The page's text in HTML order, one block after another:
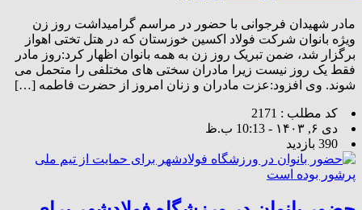
مادر شهیدان فرجوانی با حضور در مراسم گرامیداشت روز زن
ویژه بانوان شرکت فولاد اکسین خوزستان که در هتل تختی اهواز
برگزار شد، ضمن تبریک روز زن به همه بانوان اظهار کرد:روز مادر
فقط یک روز نیست زیرا مادران سختی های مختلفی را متحمل می
شوند. وی افزود:عزت مادران و زنان امروز از حضرت فاطمه […]
کد مطلب : 2171
دی ۶, ۱۴۰۳ - 10:13 ب.ظ
390 بازدید